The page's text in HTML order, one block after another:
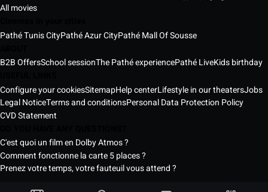
All movies
Pathé Tunis CityPathé Azur CityPathé Mall Of Sousse
B2B OffersSchool sessionThe Pathé experiencePathé LiveKids birthday
Configure your cookiesSitemapHelp centerLifestyle in our theatersJobs
Legal NoticeTerms and conditionsPersonal Data Protection Policy
CVD Statement
C'est quoi un film en Dolby Atmos ?
Comment fonctionne la carte 5 places ?
Prenez votre temps, votre fauteuil vous attend ?